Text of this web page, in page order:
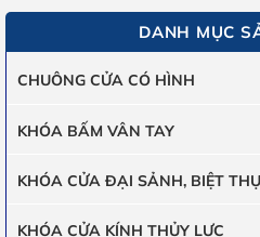
DANH MỤC
CHUÔNG CỬA CÓ HÌNH
KHÓA BẤM VÂN TAY
KHÓA CỬA ĐẠI SẢNH, BIỆT THỰ
KHÓA CỬA KÍNH THỦY LỰC